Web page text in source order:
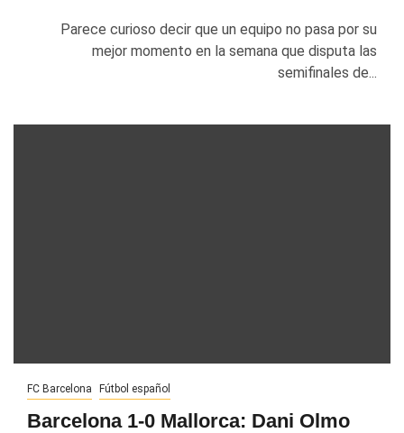
Parece curioso decir que un equipo no pasa por su
mejor momento en la semana que disputa las
semifinales de...
FC Barcelona Fútbol español
Barcelona 1-0 Mallorca: Dani Olmo